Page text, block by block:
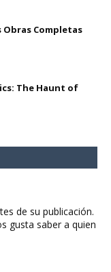
Obras Completas
The Haunt of
de su publicación.
gusta saber a quien